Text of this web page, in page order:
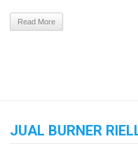
Read More
JUAL BURNER